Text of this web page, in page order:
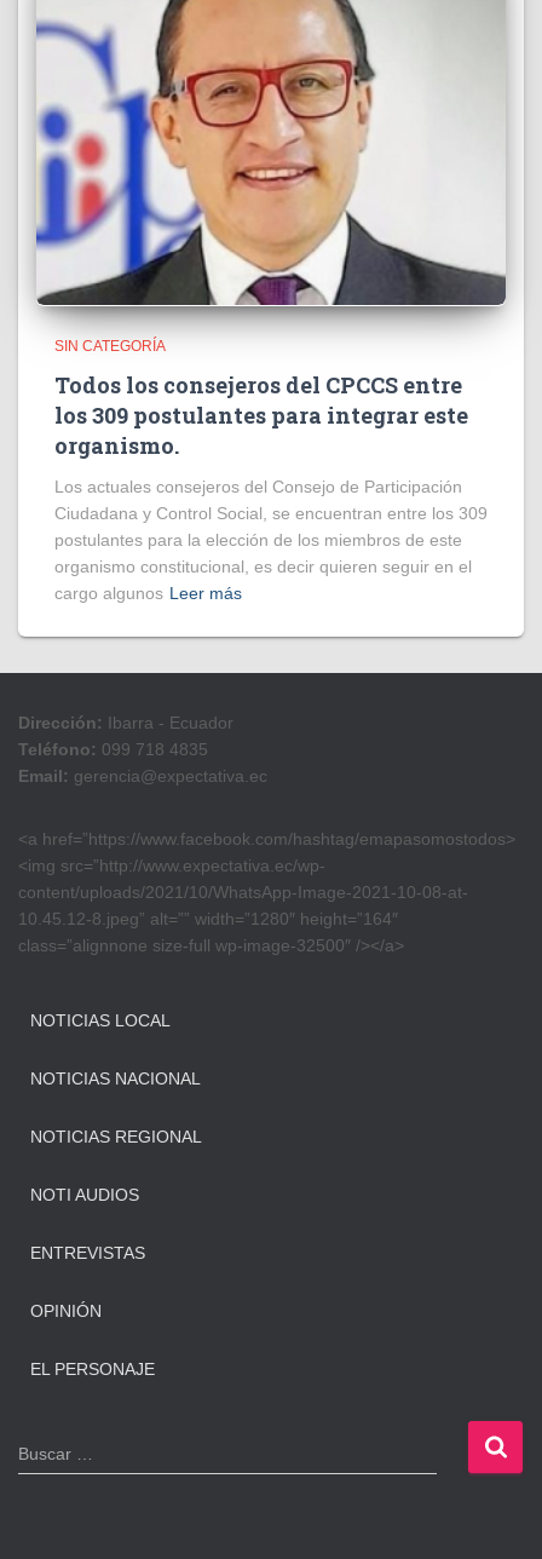
SIN CATEGORÍA
Todos los consejeros del CPCCS entre
los 309 postulantes para integrar este
organismo.
Los actuales consejeros del Consejo de Participación
Ciudadana y Control Social, se encuentran entre los 309
postulantes para la elección de los miembros de este
organismo constitucional, es decir quieren seguir en el
cargo algunos Leer más
Dirección: Ibarra - Ecuador
Teléfono: 099 718 4835
Email: gerencia@expectativa.ec
<a href=”https://www.facebook.com/hashtag/emapasomostodos>
<img src=”http://www.expectativa.ec/wp-
content/uploads/2021/10/WhatsApp-Image-2021-10-08-at-
10.45.12-8.jpeg” alt=”” width=”1280″ height=”164″
class=”alignnone size-full wp-image-32500″ /></a>
NOTICIAS LOCAL
NOTICIAS NACIONAL
NOTICIAS REGIONAL
NOTI AUDIOS
ENTREVISTAS
OPINIÓN
EL PERSONAJE
B
u
Buscar …